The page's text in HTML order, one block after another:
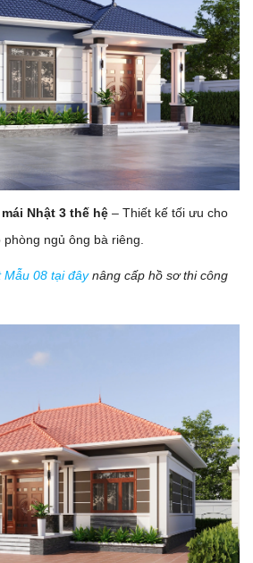
Nhật 3 thế hệ – Thiết kế tối ưu cho
ngủ ông bà riêng.
Mẫu 08 tại đâynâng cấp hồ sơ thi công